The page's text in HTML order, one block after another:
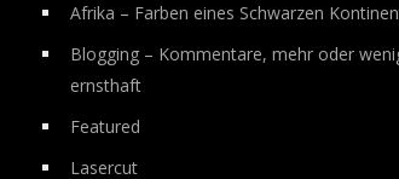
Afrika – Farben eines Schwarzen
Blogging – Kommentare, mehr oder
ernsthaft
Featured
Lasercut